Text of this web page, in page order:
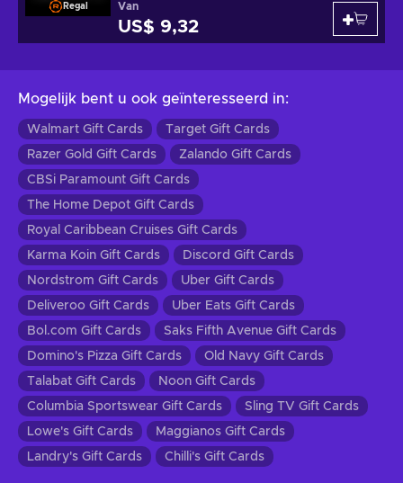
Regal Van
US$ 9,32
Mogelijk bent u ook geïnteresseerd in:
Walmart Gift Cards
Target Gift Cards
Razer Gold Gift Cards
Zalando Gift Cards
CBSi Paramount Gift Cards
The Home Depot Gift Cards
Royal Caribbean Cruises Gift Cards
Karma Koin Gift Cards
Discord Gift Cards
Nordstrom Gift Cards
Uber Gift Cards
Deliveroo Gift Cards
Uber Eats Gift Cards
Bol.com Gift Cards
Saks Fifth Avenue Gift Cards
Domino's Pizza Gift Cards
Old Navy Gift Cards
Talabat Gift Cards
Noon Gift Cards
Columbia Sportswear Gift Cards
Sling TV Gift Cards
Lowe's Gift Cards
Maggianos Gift Cards
Landry's Gift Cards
Chilli's Gift Cards